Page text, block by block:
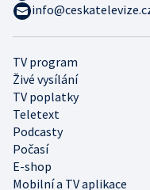
TV program
Živé vysílání
TV poplatky
Teletext
Podcasty
Počasí
E-shop
Mobilní a TV aplikace